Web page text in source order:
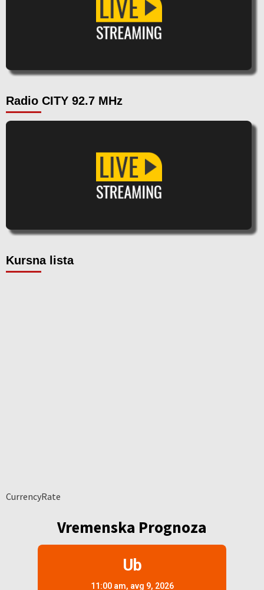
Radio CITY 92.7 MHz
Kursna lista
CurrencyRate
Vremenska Prognoza
Ub
11:00 am, avg 9, 2026